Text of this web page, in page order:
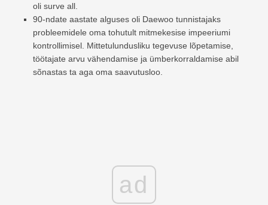
oli surve all.
90-ndate aastate alguses oli Daewoo tunnistajaks
probleemidele oma tohutult mitmekesise impeeriumi
kontrollimisel. Mittetulundusliku tegevuse lõpetamise,
töötajate arvu vähendamise ja ümberkorraldamise abil
sõnastas ta aga oma saavutusloo.
ad